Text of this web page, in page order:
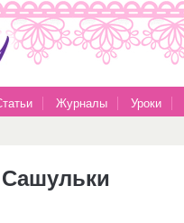
Журналы Уроки